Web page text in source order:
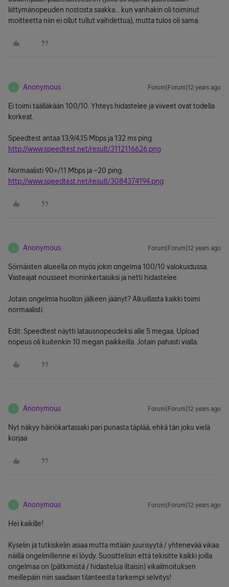
liittymänopeuden nostosta saakka... kun vanhakin oli toiminut
moitteetta niin ei ollut tullut vaihdettua), mutta tulos oli sama.
A Anonymous Forum|Forum|12 years ago
Ei toimi täälläkään 100/10. Yhteys hidastelee ja viiveet ovat todella
korkeat.
Speedtest antaa 13,9/4,15 Mbps ja 132 ms ping.
http://www.speedtest.net/result/3112116626.png
Normaalisti 90+/11 Mbps ja ~20 ping.
http://www.speedtest.net/result/3084374194.png
A Anonymous Forum|Forum|12 years ago
Sörnäisten alueella on myös jokin ongelma 100/10 valokuidussa.
Vasteajat nousseet moninkertaisiksi ja netti hidastelee.
Jotain ongelmia huollon jälkeen jäänyt? Alkuillasta kaikki toimi
normaalisti.
Edit: Speedtest näytti latausnopeudeksi alle 5 megaa. Upload
nopeus oli kuitenkin 10 megan paikkeilla. Jotain pahasti vialla.
A Anonymous Forum|Forum|12 years ago
Nyt näkyy häiriökartassaki pari punasta täplää, ehkä tän joku vielä
korjaa
A Anonymous Forum|Forum|12 years ago
Hei kaikille!
Kyselin ja tutkiskelin asiaa mutta mitään juurisyytä / yhtenevää vikaa
näillä ongelmillenne ei löydy. Suosittelisin että tekisitte kaikki joilla
ongelmaa on (pätkimistä / hidastelua iltaisin) vikailmoituksen
meillepäin niin saadaan tilanteesta tarkempi selvitys!